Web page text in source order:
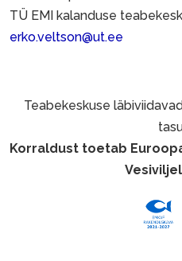
TÜ EMI kalanduse
erko.veltson@ut.ee
Teabekeskuse
Korraldust toetab